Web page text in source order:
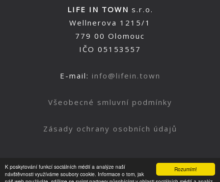
Rozumím!
K poskytování funkcí sociálních médií a analýze naší
návštěvnosti využíváme soubory cookie. Informace o tom, jak
LIFE IN TOWN s.r.o.
Wellnerova 1215/1
779 00 Olomouc
IČO 05153557
E-mail: info@lifein.town
Všeobecné smluvní podmínky
Zásady ochrany osobních údajů
Nahoru